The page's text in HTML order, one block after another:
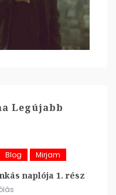
Legújabb
Blog Mirjam
naplója 1. rész